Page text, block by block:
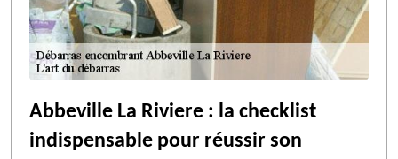
Abbeville La Riviere : la checklist
indispensable pour réussir son